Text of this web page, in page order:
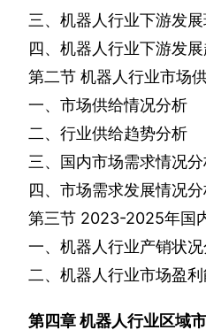
三、机器人行业下游发
四、机器人行业下游发
第二节 机器人行业市场
一、市场供给情况分析
二、行业供给趋势分析
三、国内市场需求情况
四、市场需求发展情况
第三节 2023-2025年国
一、机器人行业产销状
二、机器人行业市场盈
第四章机器人行业区域